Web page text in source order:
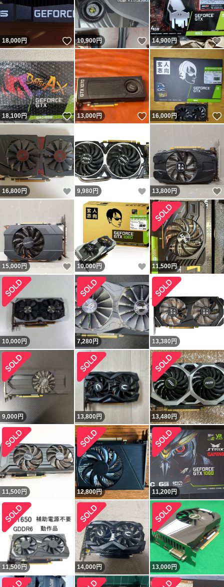
18,000円 いいね！
10,900円 いいね！
14,900円
18,100円 いいね！
13,000円 いいね！
16,000円
16,800円 いいね！
9,980 円 いいね！
13,800円
15,000円 いいね！
10,000 円 いいね！
11,500円
10,000円 7,280円 13,380 円
9,000円 13,800円 13,480円
11,500 円 12,800円 11,200円
11,500 円 14,000円 13,000円